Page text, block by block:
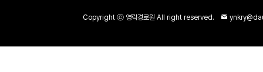
Copyright ⓒ 영락경로원 All right reserved.